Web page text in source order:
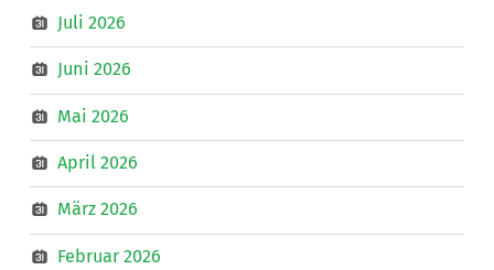
Juli 2026
Juni 2026
Mai 2026
April 2026
März 2026
Februar 2026